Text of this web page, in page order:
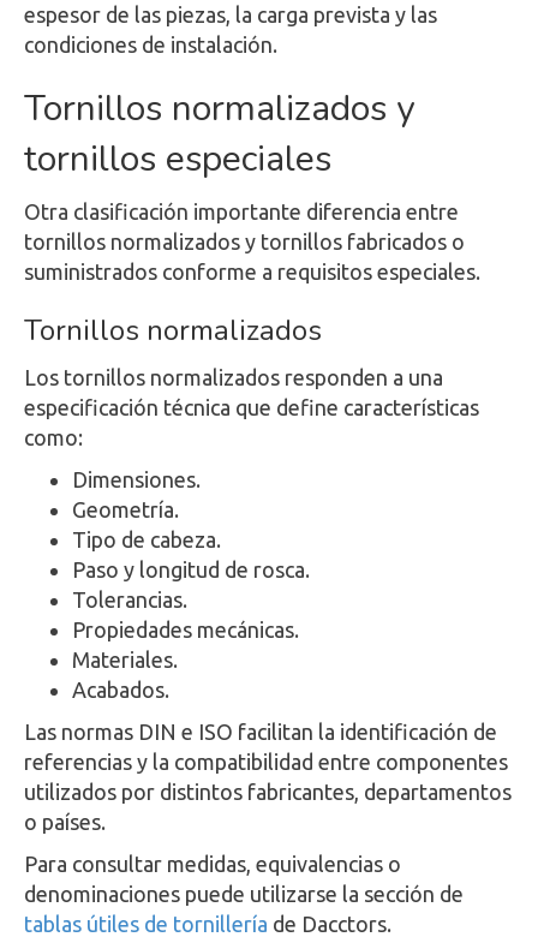
espesor de las piezas, la carga prevista y las
condiciones de instalación.
Tornillos normalizados y
tornillos especiales
Otra clasificación importante diferencia entre
tornillos normalizados y tornillos fabricados o
suministrados conforme a requisitos especiales.
Tornillos normalizados
Los tornillos normalizados responden a una
especificación técnica que define características
como:
Dimensiones.
Geometría.
Tipo de cabeza.
Paso y longitud de rosca.
Tolerancias.
Propiedades mecánicas.
Materiales.
Acabados.
Las normas DIN e ISO facilitan la identificación de
referencias y la compatibilidad entre componentes
utilizados por distintos fabricantes, departamentos
o países.
Para consultar medidas, equivalencias o
denominaciones puede utilizarse la sección de
tablas útiles de tornillería de Dacctors.